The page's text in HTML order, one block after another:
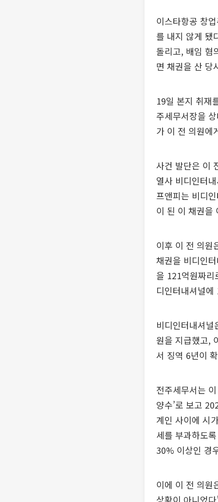
이스타항공 창
를 내지 않게 됐
돌리고, 배임 혐
면 채권을 산 당
19일 본지 취재
주세무서장을
가 이 전 의원에
사건 발단은 이
열사 비디인터
프앤피는 비디
이 된 이 채권을
이후 이 전 의원
채권을 비디인
을 121억원짜
디인터내셔널
비디인터내셔
원을 지급했고,
서 징역 6년이
전주세무서는
양수’로 보고
계인 사이에 시
세를 부과하도
30% 이상인 경
이에 이 전 의원